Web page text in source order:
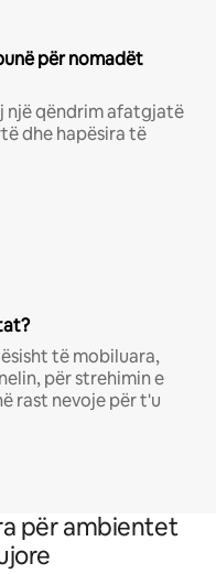
për nomadët
një qëndrim afatgjatë
dhe hapësira të
të mobiluara,
për strehimin e
rast nevoje për t'u
për ambientet